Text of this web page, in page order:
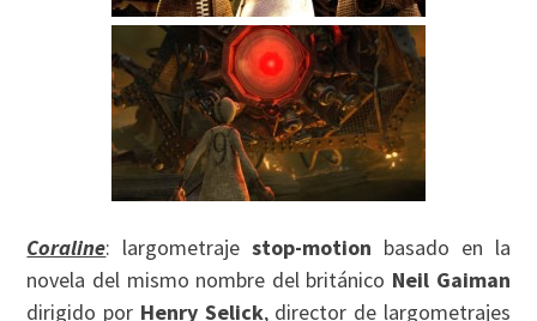
Coraline: largometrajestop-motion basado en la
novela del mismo nombre del británico Neil Gaiman
dirigido por Henry Selick, director de largometrajes